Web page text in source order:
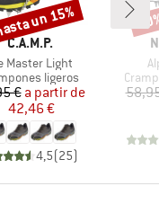
MARCA
C.A.M.P.
Master Light
groupligeros
Precio
€ Precio reducido
a partir de
42,46 €
4,5(25)
un 15%